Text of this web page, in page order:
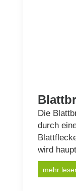
Die
durch
wird
mehr